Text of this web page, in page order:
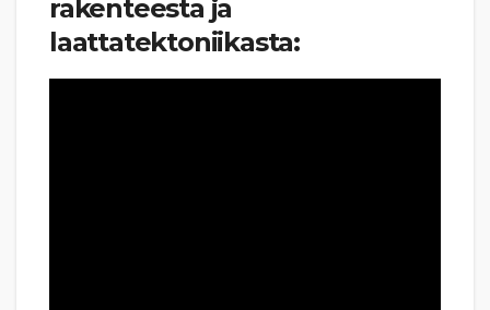
rakenteesta ja
laattatektoniikasta: